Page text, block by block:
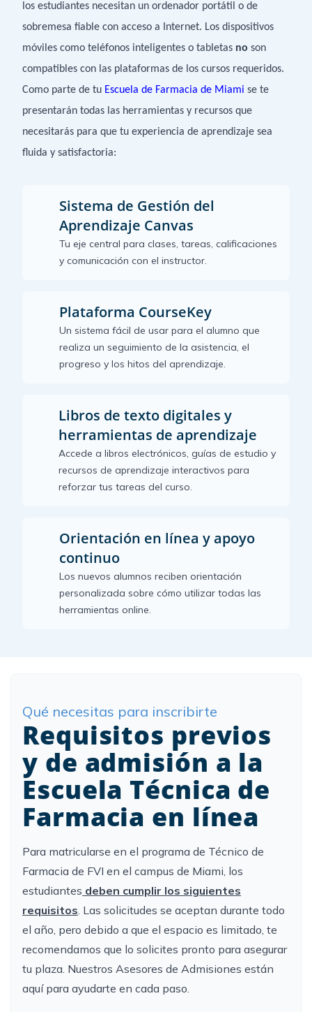
los estudiantes necesitan un ordenador portátil o de
sobremesa fiable con acceso a Internet. Los dispositivos
móviles como teléfonos inteligentes o tabletas no son
compatibles con las plataformas de los cursos requeridos.
Como parte de tu Escuela de Farmacia de Miami se te
presentarán todas las herramientas y recursos que
necesitarás para que tu experiencia de aprendizaje sea
fluida y satisfactoria:
Sistema de Gestión del
Aprendizaje Canvas
Tu eje central para clases, tareas, calificaciones
y comunicación con el instructor.
Plataforma CourseKey
Un sistema fácil de usar para el alumno que
realiza un seguimiento de la asistencia, el
progreso y los hitos del aprendizaje.
Libros de texto digitales y
herramientas de aprendizaje
Accede a libros electrónicos, guías de estudio y
recursos de aprendizaje interactivos para
reforzar tus tareas del curso.
Orientación en línea y apoyo
continuo
Los nuevos alumnos reciben orientación
personalizada sobre cómo utilizar todas las
herramientas online.
Qué necesitas para inscribirte
Requisitos previos
y de admisión a la
Escuela Técnica de
Farmacia en línea
Para matricularse en el programa de Técnico de
Farmacia de FVI en el campus de Miami, los
estudiantes deben cumplir los siguientes
requisitos . Las solicitudes se aceptan durante todo
el año, pero debido a que el espacio es limitado, te
recomendamos que lo solicites pronto para asegurar
tu plaza. Nuestros Asesores de Admisiones están
aquí para ayudarte en cada paso.